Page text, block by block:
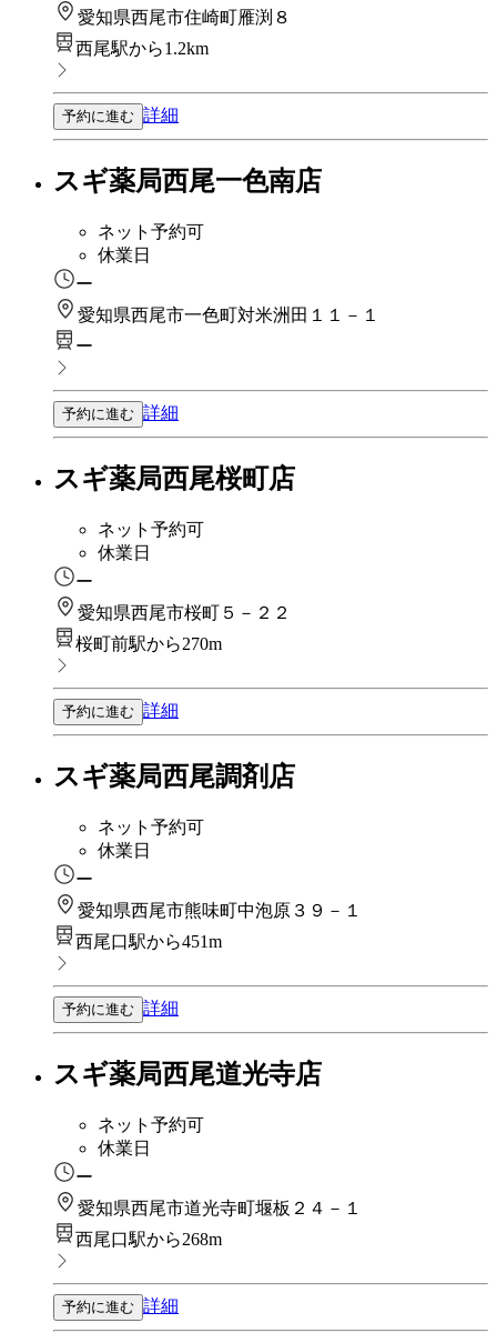
愛知県西尾市住崎町雁渕８
西尾駅から1.2km
予約に進む 詳細
スギ薬局西尾一色南店
ネット予約可
休業日
ー
愛知県西尾市一色町対米洲田１１－１
ー
予約に進む 詳細
スギ薬局西尾桜町店
ネット予約可
休業日
ー
愛知県西尾市桜町５－２２
桜町前駅から270m
予約に進む 詳細
スギ薬局西尾調剤店
ネット予約可
休業日
ー
愛知県西尾市熊味町中泡原３９－１
西尾口駅から451m
予約に進む 詳細
スギ薬局西尾道光寺店
ネット予約可
休業日
ー
愛知県西尾市道光寺町堰板２４－１
西尾口駅から268m
予約に進む 詳細